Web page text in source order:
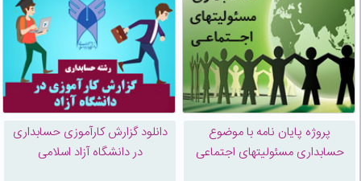
پروژه پایان نامه با موضوع
حسابداری مسئولیتهای اجتماعی
دانلود گزارش کارآموزی حسابداری
در دانشگاه آزاد اسلامی